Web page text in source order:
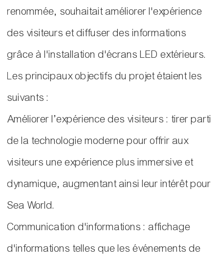
renommée, souhaitait améliorer l'expérience
des visiteurs et diffuser des informations
grâce à l'installation d'écrans LED extérieurs.
Les principaux objectifs du projet étaient les
suivants :
Améliorer l’expérience des visiteurs : tirer parti
de la technologie moderne pour offrir aux
visiteurs une expérience plus immersive et
dynamique, augmentant ainsi leur intérêt pour
Sea World.
Communication d'informations : affichage
d'informations telles que les événements de